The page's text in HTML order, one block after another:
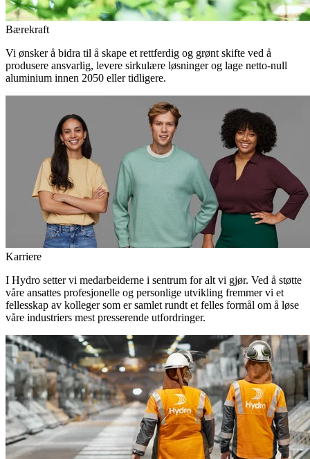
Bærekraft
Vi ønsker å bidra til å skape et rettferdig og grønt skifte ved å
produsere ansvarlig, levere sirkulære løsninger og lage netto-null
aluminium innen 2050 eller tidligere.
Karriere
I Hydro setter vi medarbeiderne i sentrum for alt vi gjør. Ved å støtte
våre ansattes profesjonelle og personlige utvikling fremmer vi et
fellesskap av kolleger som er samlet rundt et felles formål om å løse
våre industriers mest presserende utfordringer.